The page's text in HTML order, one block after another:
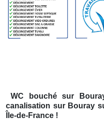
WC bouchésur
canalisation sur Bouray
Île-de-France !